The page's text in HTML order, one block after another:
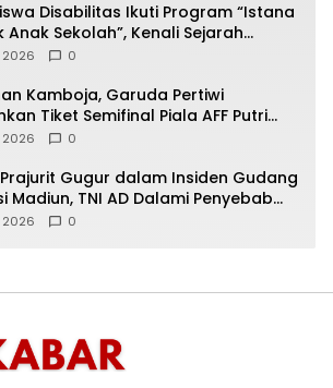
Disabilitas Ikuti Program “Istana
Anak Sekolah”, Kenali Sejarah
dan Pemerintahan
2026 0
Kamboja, Garuda Pertiwi
Tiket Semifinal Piala AFF Putri
2026 0
Gugur dalam Insiden Gudang
Madiun, TNI AD Dalami Penyebab
2026 0